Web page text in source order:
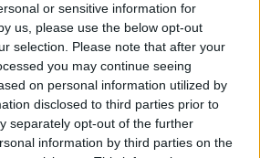
or sensitive information for
us, please use the below opt-out
selection. Please note that after your
you may continue seeing
on personal information utilized by
disclosed to third parties prior to
separately opt-out of the further
information by third parties on the